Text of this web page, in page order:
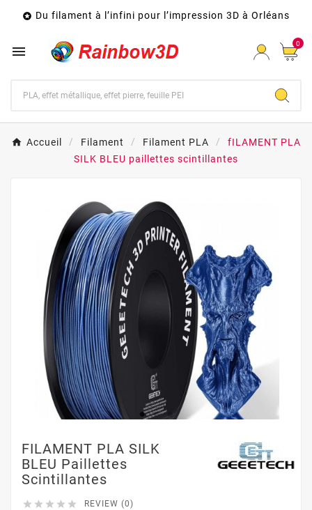
 Du filament à l’infini pour l’impression 3D à Orléans
 0
Accueil Filament Filament PLA
fILAMENT PLA
SILK BLEU paillettes scintillantes
FILAMENT PLA SILK
BLEU Paillettes
Scintillantes
     REVIEW (0)